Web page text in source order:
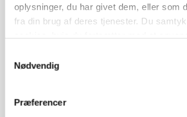
oplysninger, du har givet dem, eller som
fra din brug af deres tjenester. Du
Nødvendig
Præferencer